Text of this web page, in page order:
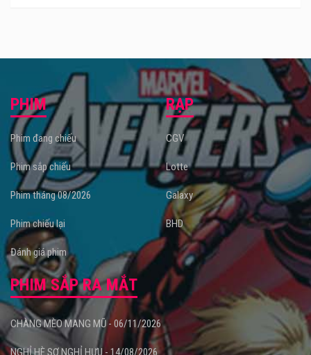
PHIM
Phim đang chiếu
Phim sắp chiếu
Phim tháng 08/2026
Phim chiếu lại
Đánh giá phim
RẠP
CGV
Lotte
Galaxy
BHD
PHIM SẮP RA MẮT
CHÀNG MÈO MANG MŨ - 06/11/2026
NGHỈ HÈ SỢ NGHỈ HƯU - 14/08/2026